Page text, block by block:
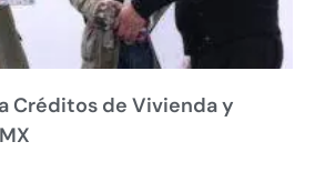
Créditos de Vivienda y